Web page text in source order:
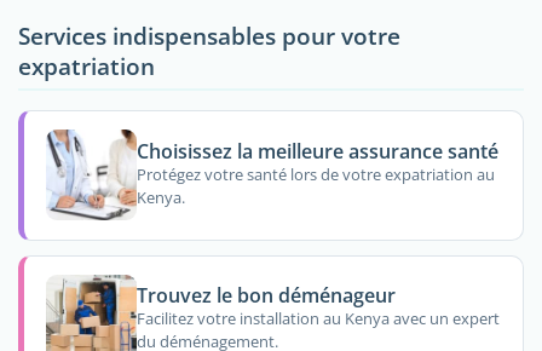
Services indispensables pour votre
expatriation
Choisissez la meilleure assurance santé
Protégez votre santé lors de votre expatriation au
Kenya.
Trouvez le bon déménageur
Facilitez votre installation au Kenya avec un expert
du déménagement.